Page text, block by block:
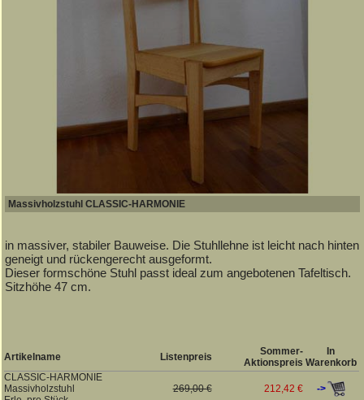
Massivholzstuhl CLASSIC-HARMONIE
in massiver, stabiler Bauweise. Die Stuhllehne ist leicht nach hinten
geneigt und rückengerecht ausgeformt.
Dieser formschöne Stuhl passt ideal zum angebotenen Tafeltisch.
Sitzhöhe 47 cm.
Artikelname Listenpreis
Sommer-
Aktionspreis
In
Warenkorb
CLASSIC-HARMONIE
Massivholzstuhl
269,00 € 212,42 € ->